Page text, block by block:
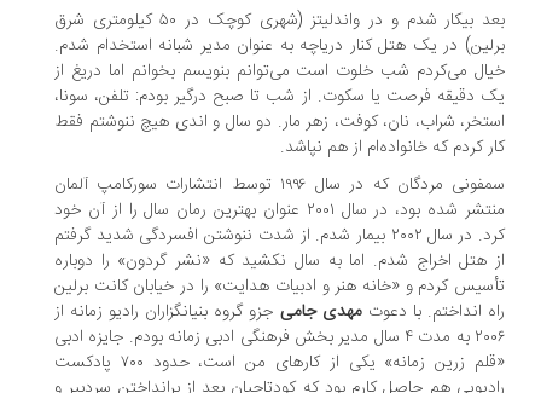
بعد بیکار شدم و در واندلیتز (شهری کوچک در ۵۰ کیلومتری شرق
در یک هتل کنار دریاچه به عنوان مدیر شبانه استخدام شدم.
می‌کردم شب خلوت است می‌توانم بنویسم بخوانم اما دریغ از
دقیقه فرصت یا سکوت. از شب تا صبح درگیر بودم: تلفن، سونا،
شراب، نان، کوفت، زهر مار. دو سال و اندی هیچ ننوشتم فقط
کردم که خانواده‌ام از هم نپاشد.
سمفونی مردگان که در سال ۱۹۹۶ توسط انتشارات سورکامپ آلمان
منتشر شده بود، در سال ۲۰۰۱ عنوان بهترین رمان سال را از آن خود
کرد. در سال ۲۰۰۲ بیمار شدم. از شدت ننوشتن افسردگی شدید گرفتم
هتل اخراج شدم. اما به سال نکشید که «نشر گردون» را دوباره
کردم و «خانه هنر و ادبیات هدایت» را در خیابان کانت برلین
انداختم. با دعوت مهدی جامیجزو گروه بنیانگزاران رادیو زمانه از
۲۰۰۶ به مدت ۴ سال مدیر بخش فرهنگی ادبی زمانه بودم. جایزه ادبی
«قلم زرین زمانه» یکی از کارهای من است، حدود ۷۰۰ پادکست